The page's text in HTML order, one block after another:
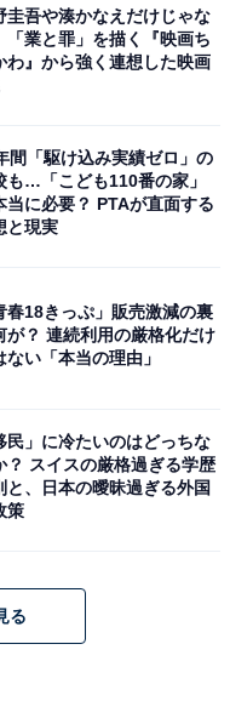
圭吾や湊かなえだけじゃな
「業と罪」を描く『映画ち
わ』から強く連想した映画
間「駆け込み実績ゼロ」の
も…「こども110番の家」
当に必要？ PTAが直面する
と現実
春18きっぷ」販売激減の裏
が？ 連続利用の厳格化だけ
ない「本当の理由」
民」に冷たいのはどっちな
？ スイスの厳格過ぎる学歴
と、日本の曖昧過ぎる外国
策
る